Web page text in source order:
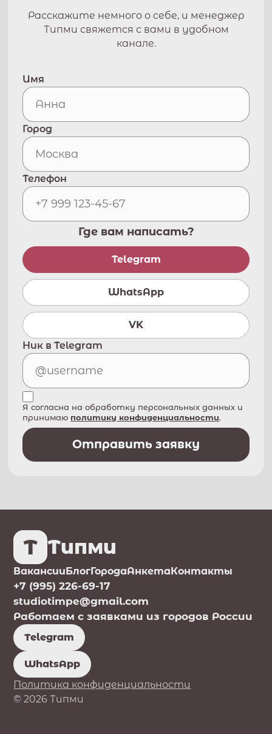
Расскажите немного о себе, и менеджер
Типми свяжется с вами в удобном
канале.
Имя
Город
Телефон
Где вам написать?
Telegram
WhatsApp
VK
Ник в Telegram
Я согласна на обработку персональных данных и
принимаю политику конфиденциальности.
Отправить заявку
T Типми
ВакансииБлогГородаАнкетаКонтакты
+7 (995) 226-69-17
studiotimpe@gmail.com
Работаем с заявками из городов России
Telegram
WhatsApp
Политика конфиденциальности
© 2026 Типми